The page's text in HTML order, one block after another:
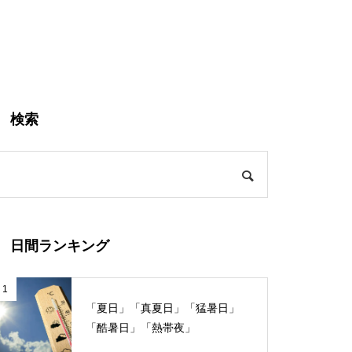
検索
日間ランキング
1
「夏日」「真夏日」「猛暑日」
「酷暑日」「熱帯夜」